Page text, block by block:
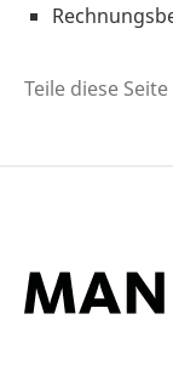
Teile diese Seite